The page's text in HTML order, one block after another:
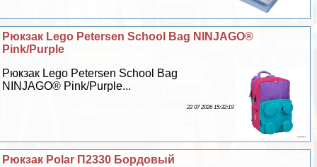
Рюкзак Lego Petersen School Bag NINJAGO®
Pink/Purple
Рюкзак Lego Petersen School Bag
NINJAGO® Pink/Purple...
22 07 2026 15:32:19
Рюкзак Polar П2330 Бордовый